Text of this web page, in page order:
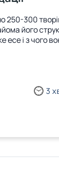
250-300
його
есе і з чого
3